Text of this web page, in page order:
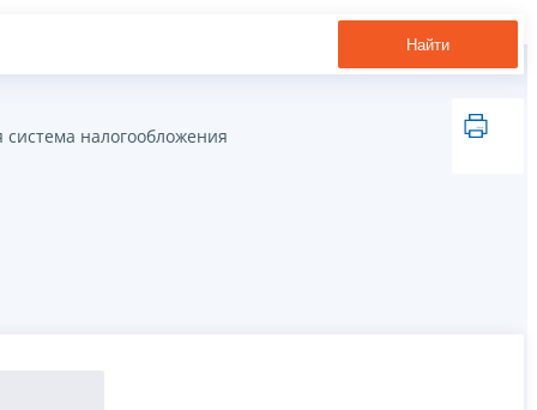
Найти
система налогообложения